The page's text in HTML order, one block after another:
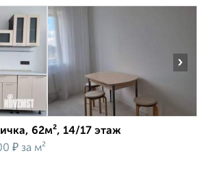
›
62м², 14/17 этаж
₽ за м²